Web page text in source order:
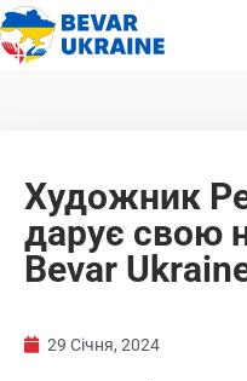
Художник
дарує свою
Bevar
29 Січня, 2024